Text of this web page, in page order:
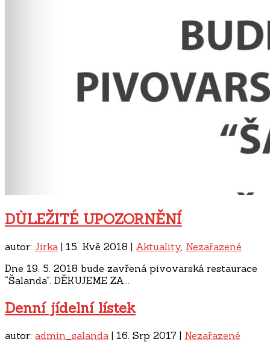
DŮLEŽITÉ UPOZORNĚNÍ
autor: Jirka | 15. Kvě 2018 | Aktuality Nezařazené
Dne 19. 5. 2018 bude zavřená pivovarská restaurace
“Šalanda”. DĚKUJEME ZA...
Denní jídelní lístek
autor: admin_salanda | 16. Srp 2017 | Nezařazené